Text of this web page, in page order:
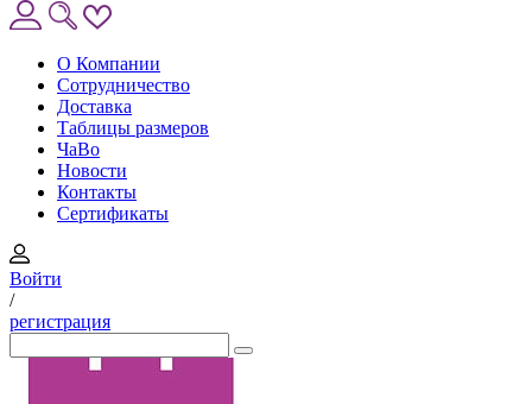
О Компании
Сотрудничество
Доставка
Таблицы размеров
ЧаВо
Новости
Контакты
Сертификаты
Войти
/
регистрация